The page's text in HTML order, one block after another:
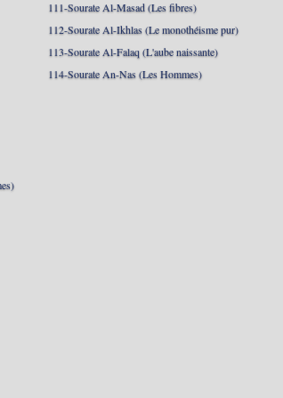
111-Sourate Al-Masad (Les fibres)
112-Sourate Al-Ikhlas (Le monothéisme pur)
113-Sourate Al-Falaq (L'aube naissante)
114-Sourate An-Nas (Les Hommes)